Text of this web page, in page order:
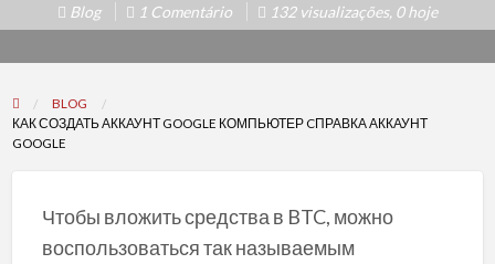
Blog 1 Comentário 132 visualizações, 0 hoje
BLOG
КАК СОЗДАТЬ АККАУНТ GOOGLE КОМПЬЮТЕР CПРАВКА АККАУНТ
GOOGLE
Чтобы вложить средства в BTC, можно
воспользоваться так называемым